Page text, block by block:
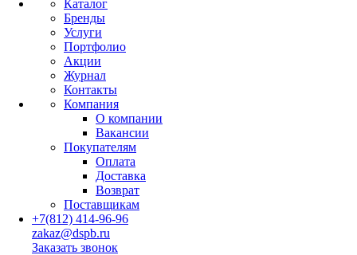
Каталог
Бренды
Услуги
Портфолио
Акции
Журнал
Контакты
Компания
О компании
Вакансии
Покупателям
Оплата
Доставка
Возврат
Поставщикам
+7(812) 414-96-96
zakaz@dspb.ru
Заказать звонок